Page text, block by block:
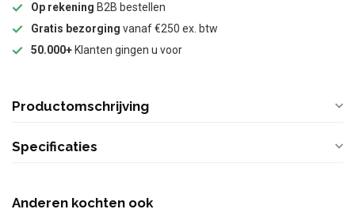
Op rekening B2B bestellen
Gratis bezorging vanaf €250 ex. btw
50.000+ Klanten gingen u voor
Productomschrijving
Specificaties
Anderen kochten ook